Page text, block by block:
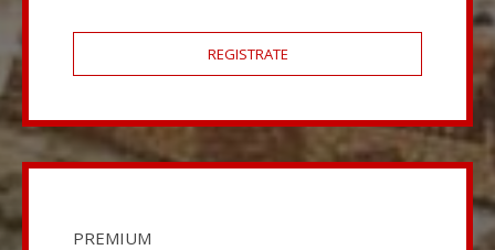
REGISTRATE
PREMIUM